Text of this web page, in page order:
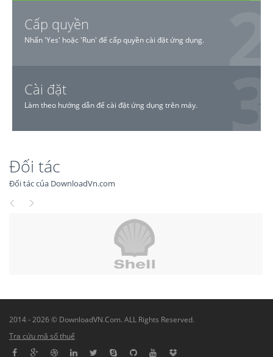
Cấp quyền
Nhấn 'Yes' hoặc 'Run' để cấp quyền cài đặt ứng dụng.
Cài đặt
Làm theo hướng dẫn để cài đặt ứng dụng trên máy.
Đối tác
Đối tác của DownloadVn.com
2014 - 2026 © DownloadVN.Com. ALL Rights Reserved.
Tra cứu mã số thuế